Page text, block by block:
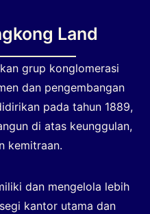
Land
grup konglomerasi
dan pengembangan
pada tahun 1889,
di atas keunggulan,
kemitraan.
dan mengelola lebih
kantor utama dan